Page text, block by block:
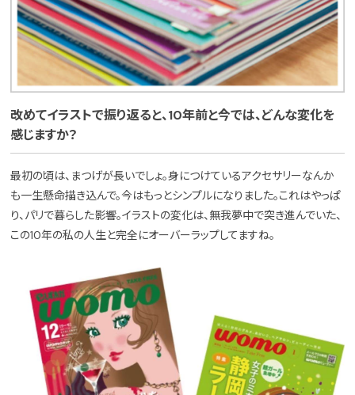
改めてイラストで振り返ると、10年前と今では、どんな変化を
感じますか？
最初の頃は、まつげが長いでしょ。身につけているアクセサリーなんか
も一生懸命描き込んで。今はもっとシンプルになりました。これはやっぱ
り、パリで暮らした影響。イラストの変化は、無我夢中で突き進んでいた、
この10年の私の人生と完全にオーバーラップしてますね。